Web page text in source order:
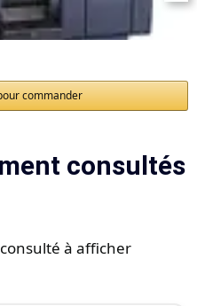
commander
consultés
à afficher